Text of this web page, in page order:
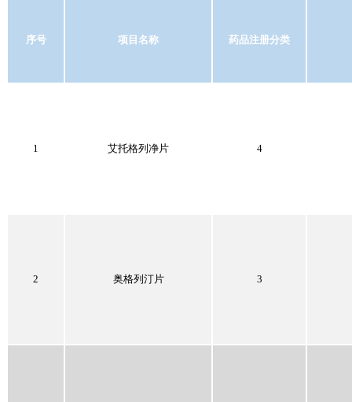
序号 项目名称 药品注册分类
1 艾托格列净片 4
2 奥格列汀片 3